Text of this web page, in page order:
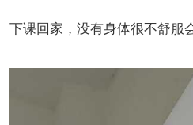
下课回家，没有身体很不舒服